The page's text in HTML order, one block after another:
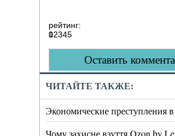
рейтинг:
0
12345
Оставить
ЧИТАЙТЕ ТАКЖЕ:
Экономические преступления
Чому захисне взуття Ozon by